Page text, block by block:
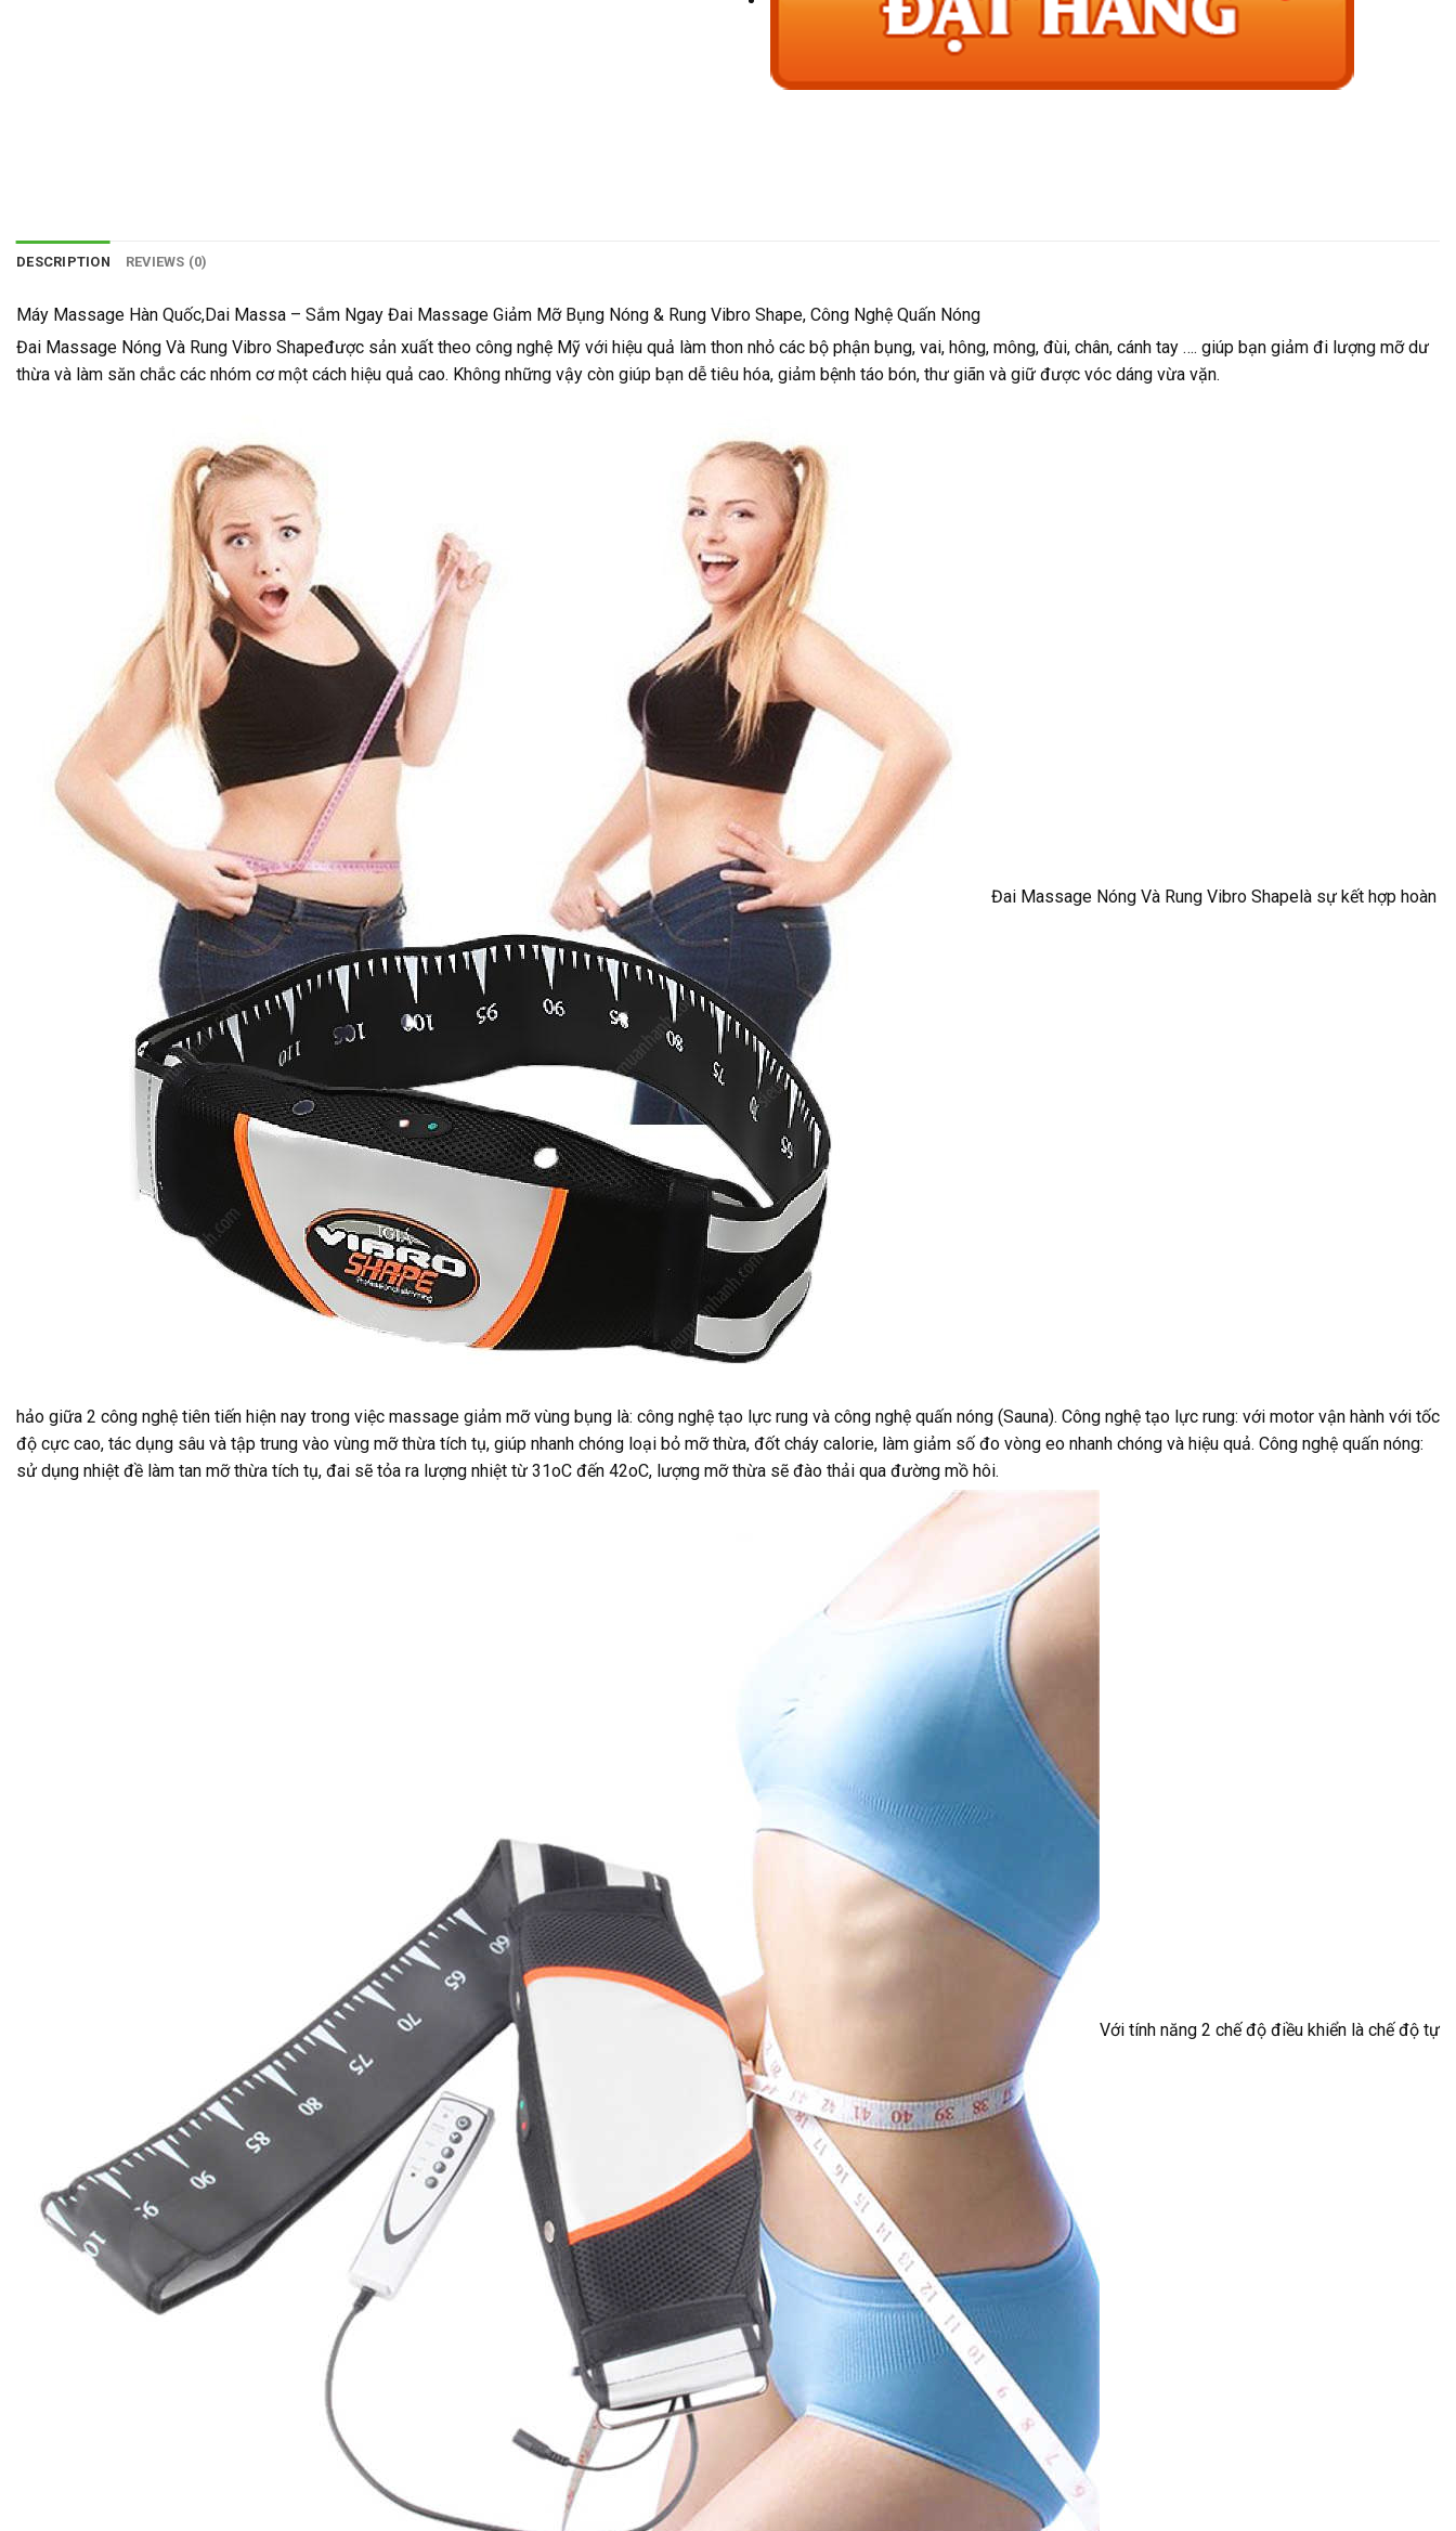
DESCRIPTION REVIEWS (0)
Máy Massage Hàn Quốc,Dai Massa – Sắm Ngay Đai Massage Giảm Mỡ Bụng Nóng & Rung Vibro Shape, Công Nghệ Quấn Nóng
Đai Massage Nóng Và Rung Vibro Shapeđược sản xuất theo công nghệ Mỹ với hiệu quả làm thon nhỏ các bộ phận bụng, vai, hông, mông, đùi, chân, cánh tay …. giúp bạn giảm đi lượng mỡ dư
thừa và làm săn chắc các nhóm cơ một cách hiệu quả cao. Không những vậy còn giúp bạn dễ tiêu hóa, giảm bệnh táo bón, thư giãn và giữ được vóc dáng vừa vặn.
Đai Massage Nóng Và Rung Vibro Shapelà sự kết hợp hoàn
hảo giữa 2 công nghệ tiên tiến hiện nay trong việc massage giảm mỡ vùng bụng là: công nghệ tạo lực rung và công nghệ quấn nóng (Sauna). Công nghệ tạo lực rung: với motor vận hành với tốc
độ cực cao, tác dụng sâu và tập trung vào vùng mỡ thừa tích tụ, giúp nhanh chóng loại bỏ mỡ thừa, đốt cháy calorie, làm giảm số đo vòng eo nhanh chóng và hiệu quả. Công nghệ quấn nóng:
sử dụng nhiệt đề làm tan mỡ thừa tích tụ, đai sẽ tỏa ra lượng nhiệt từ 31oC đến 42oC, lượng mỡ thừa sẽ đào thải qua đường mồ hôi.
Với tính năng 2 chế độ điều khiển là chế độ tự